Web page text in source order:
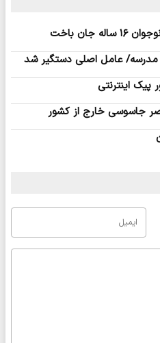
جان باخت
عامل اصلی دستگیر شد
پیک اینترنتی
جاسوسی خارج از کشور